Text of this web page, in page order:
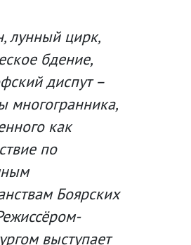
лунный цирк,
бдение,
диспут –
многогранника,
как
по
Боярских
выступает